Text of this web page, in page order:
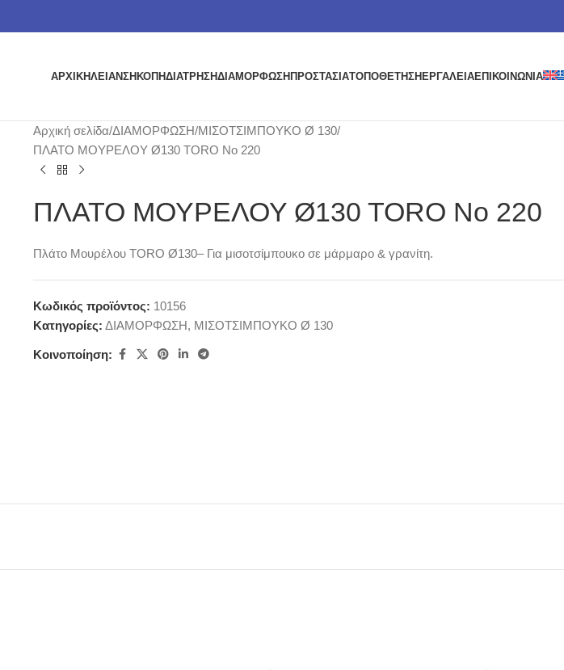
ΑΡΧΙΚΗΛΕΙΑΝΣΗ ΚΟΠΗΔΙΑΤΡΗΣΗΔΙΑΜΟΡΦΩΣΗ ΠΡΟΣΤΑΣΙΑΤΟΠΟΘΕΤΗΣΗ ΕΡΓΑΛΕΙΑΕΠΙΚΟΙΝΩΝΙΑ
Αρχική σελίδα ΔΙΑΜΟΡΦΩΣΗ ΜΙΣΟΤΣΙΜΠΟΥΚΟ Ø 130
ΠΛΑΤΟ ΜΟΥΡΕΛΟΥ Ø130 TORO No 220
ΠΛΑΤΟ ΜΟΥΡΕΛΟΥ Ø130 TORO No 220
Πλάτο Μουρέλου TORO Ø130– Για μισοτσίμπουκο σε μάρμαρο & γρανίτη.
Κωδικός προϊόντος: 10156
Κατηγορίες: ΔΙΑΜΟΡΦΩΣΗ, ΜΙΣΟΤΣΙΜΠΟΥΚΟ Ø 130
Κοινοποίηση: